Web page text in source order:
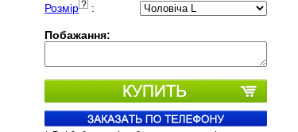
Розмір
:
Побажання: